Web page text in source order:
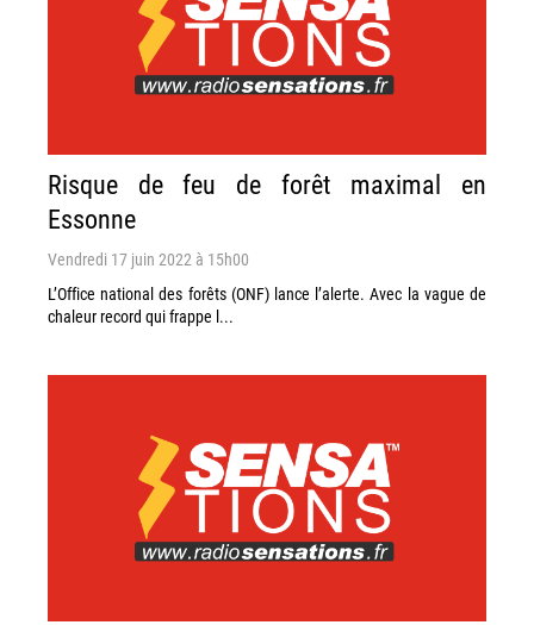
Risque de feu de forêt maximal en
Essonne
Vendredi 17 juin 2022 à 15h00
L’Office national des forêts (ONF) lance l’alerte. Avec la vague de
chaleur record qui frappe l...